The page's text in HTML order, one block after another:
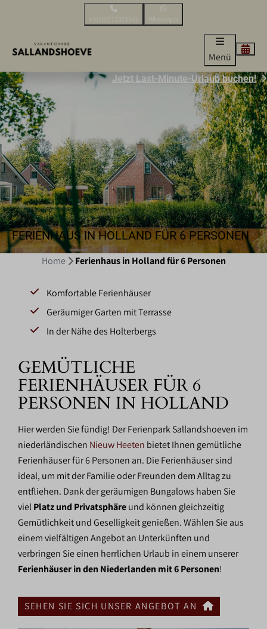
+31(0)572321342 WhatsApp
Menü
FERIENHAUS IN HOLLAND FÜR 6 PERSONEN
Jetzt Last-Minute-Urlaub buchen!
Home Ferienhaus in Holland für 6 Personen
Komfortable Ferienhäuser
Geräumiger Garten mit Terrasse
In der Nähe des Holterbergs
GEMÜTLICHE
FERIENHÄUSER FÜR 6
PERSONEN IN HOLLAND
Hier werden Sie fündig! Der Ferienpark Sallandshoeven im
niederländischen Nieuw Heeten bietet Ihnen gemütliche
Ferienhäuser für 6 Personen an. Die Ferienhäuser sind
ideal, um mit der Familie oder Freunden dem Alltag zu
entfliehen. Dank der geräumigen Bungalows haben Sie
vielPlatz und Privatsphäreund können gleichzeitig
Gemütlichkeit und Geselligkeit genießen. Wählen Sie aus
einem vielfältigen Angebot an Unterkünften und
verbringen Sie einen herrlichen Urlaub in einem unserer
Ferienhäuser in den Niederlanden mit 6 Personen!
SEHEN SIE SICH UNSER ANGEBOT AN